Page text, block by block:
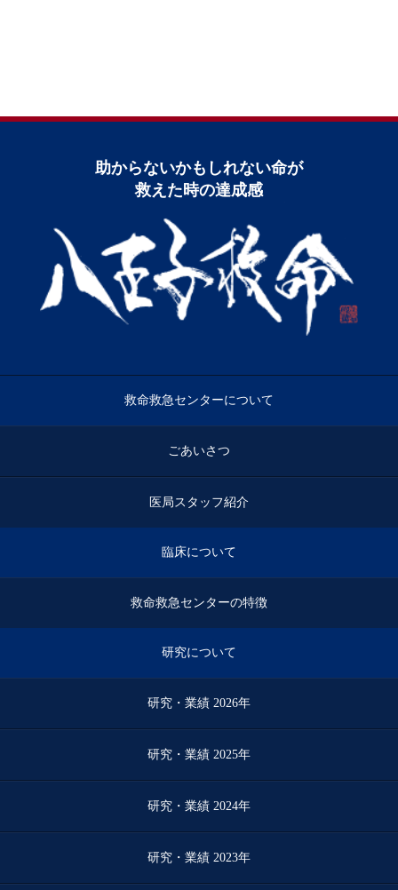
助からないかもしれない命が
救えた時の達成感
救命救急センターについて
ごあいさつ
医局スタッフ紹介
臨床について
救命救急センターの特徴
研究について
研究・業績 2026年
研究・業績 2025年
研究・業績 2024年
研究・業績 2023年